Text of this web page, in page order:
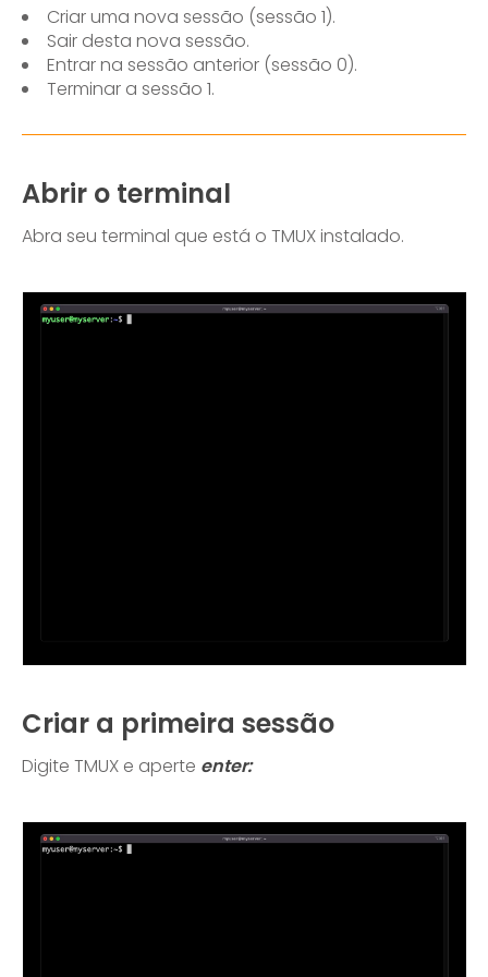
Criar uma nova sessão (sessão 1).
Sair desta nova sessão.
Entrar na sessão anterior (sessão 0).
Terminar a sessão 1.
Abrir o terminal
Abra seu terminal que está o TMUX instalado.
Criar a primeira sessão
Digite TMUX e aperte enter: